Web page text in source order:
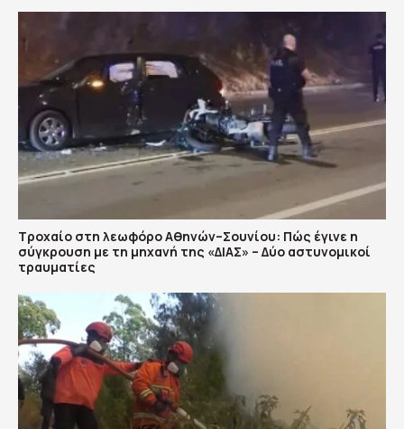
Τροχαίο στη λεωφόρο Αθηνών–Σουνίου: Πώς έγινε η
σύγκρουση με τη μηχανή της «ΔΙΑΣ» – Δύο αστυνομικοί
τραυματίες